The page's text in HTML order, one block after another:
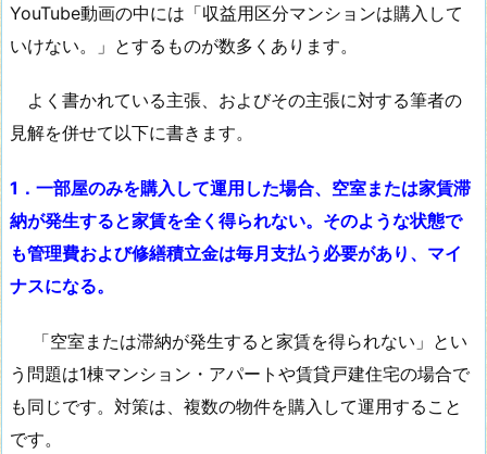
YouTube動画の中には「収益用区分マンションは購入して
いけない。」とするものが数多くあります。
よく書かれている主張、およびその主張に対する筆者の
見解を併せて以下に書きます。
1．一部屋のみを購入して運用した場合、空室または家賃滞
納が発生すると家賃を全く得られない。そのような状態で
も管理費および修繕積立金は毎月支払う必要があり、マイ
ナスになる。
「空室または滞納が発生すると家賃を得られない」とい
う問題は1棟マンション・アパートや賃貸戸建住宅の場合で
も同じです。対策は、複数の物件を購入して運用すること
です。